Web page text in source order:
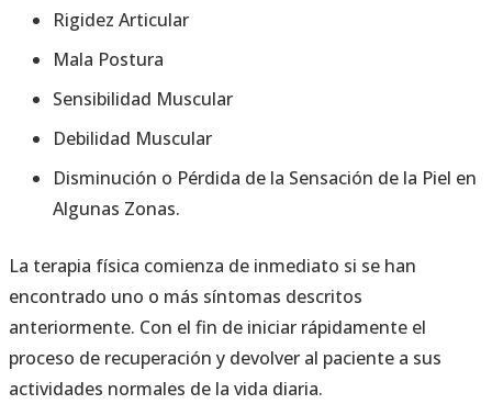
Rigidez Articular
Mala Postura
Sensibilidad Muscular
Debilidad Muscular
Disminución o Pérdida de la Sensación de la Piel en
Algunas Zonas.
La terapia física comienza de inmediato si se han
encontrado uno o más síntomas descritos
anteriormente. Con el fin de iniciar rápidamente el
proceso de recuperación y devolver al paciente a sus
actividades normales de la vida diaria.